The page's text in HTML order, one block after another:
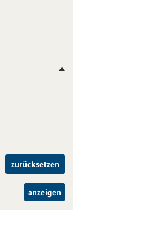
zurücksetzen
anzeigen